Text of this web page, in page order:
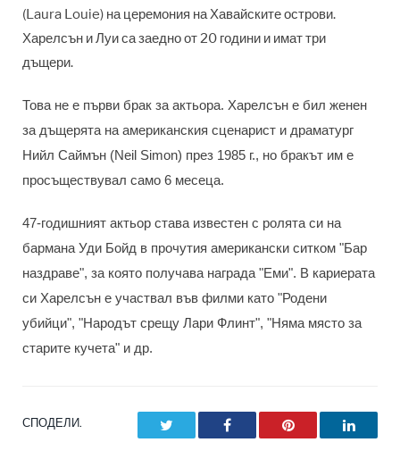
(Laura Louie) на церемония на Хавайските острови.
Харелсън и Луи са заедно от 20 години и имат три
дъщери.
Това не е първи брак за актьора. Харелсън е бил женен
за дъщерята на американския сценарист и драматург
Нийл Саймън (Neil Simon) през 1985 г., но бракът им е
просъществувал само 6 месеца.
47-годишният актьор става известен с ролята си на
бармана Уди Бойд в прочутия американски ситком "Бар
наздраве", за която получава награда "Еми". В кариерата
си Харелсън е участвал във филми като "Родени
убийци", "Народът срещу Лари Флинт", "Няма място за
старите кучета" и др.
СПОДЕЛИ. Facebook Pinterest